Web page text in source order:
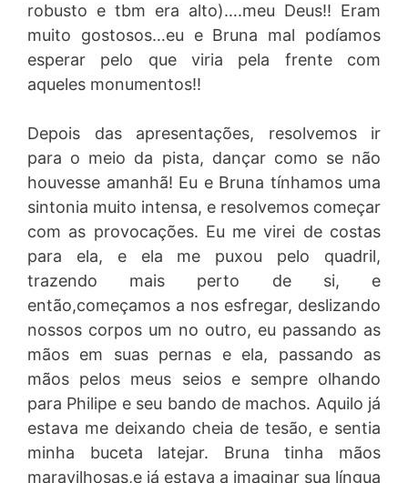
robusto e tbm era alto)….meu Deus!! Eram
muito gostosos…eu e Bruna mal podíamos
esperar pelo que viria pela frente com
aqueles monumentos!!
Depois das apresentações, resolvemos ir
para o meio da pista, dançar como se não
houvesse amanhã! Eu e Bruna tínhamos uma
sintonia muito intensa, e resolvemos começar
com as provocações. Eu me virei de costas
para ela, e ela me puxou pelo quadril,
trazendo mais perto de si, e
então,começamos a nos esfregar, deslizando
nossos corpos um no outro, eu passando as
mãos em suas pernas e ela, passando as
mãos pelos meus seios e sempre olhando
para Philipe e seu bando de machos. Aquilo já
estava me deixando cheia de tesão, e sentia
minha buceta latejar. Bruna tinha mãos
maravilhosas,e já estava a imaginar sua língua